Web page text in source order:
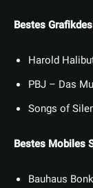
Bestes
Harold
PBJ – Das
Songs of
Bestes Mobiles
Bauhaus